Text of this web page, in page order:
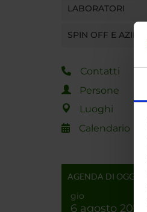
LABORATORI
SPIN OFF E
Contatti
Persone
Luoghi
Calendario
AGENDA DI OGGI
gio
6 agosto 2026